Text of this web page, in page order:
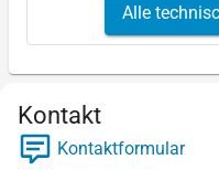
Alle
Kontakt
Kontaktformular